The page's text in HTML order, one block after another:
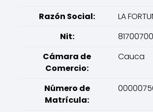
Razón Social:
LA
Nit:
Cámara de
Comercio:
Cauca
Número de
Matrícula: